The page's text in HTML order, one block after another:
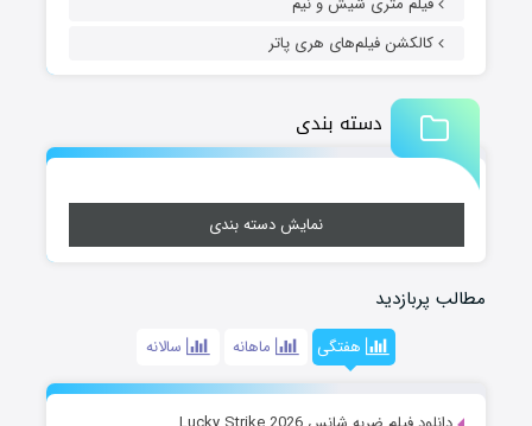
کالکشن فیلم‌های هری پاتر
دسته بندی
نمایش دسته بندی
مطالب پربازدید
هفتگی ماهانه سالانه